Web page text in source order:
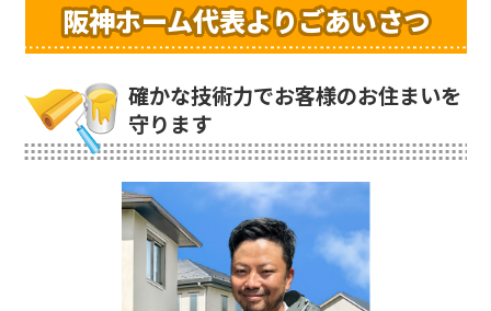
阪神ホーム代表よりごあいさつ
確かな技術力でお客様のお住まいを
守ります